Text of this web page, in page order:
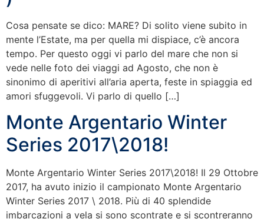
Cosa pensate se dico: MARE? Di solito viene subito in
mente l’Estate, ma per quella mi dispiace, c’è ancora
tempo. Per questo oggi vi parlo del mare che non si
vede nelle foto dei viaggi ad Agosto, che non è
sinonimo di aperitivi all’aria aperta, feste in spiaggia ed
amori sfuggevoli. Vi parlo di quello […]
Monte Argentario Winter
Series 2017\2018!
Monte Argentario Winter Series 2017\2018! Il 29 Ottobre
2017, ha avuto inizio il campionato Monte Argentario
Winter Series 2017 \ 2018. Più di 40 splendide
imbarcazioni a vela si sono scontrate e si scontreranno